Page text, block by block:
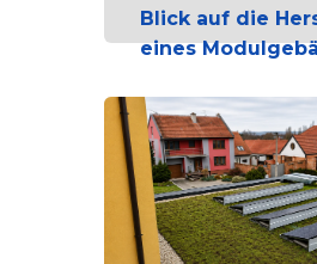
Blick auf die
eines